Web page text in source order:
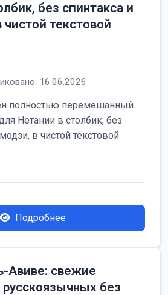
без спинтакса и
текстовой
16.06.2026
полностью перемешанный
Нетании в столбик, без
в чистой текстовой
на мебельном производстве:
Подробнее
Авиве: свежие
русскоязычных без